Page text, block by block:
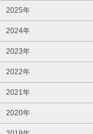
2025年
2024年
2023年
2022年
2021年
2020年